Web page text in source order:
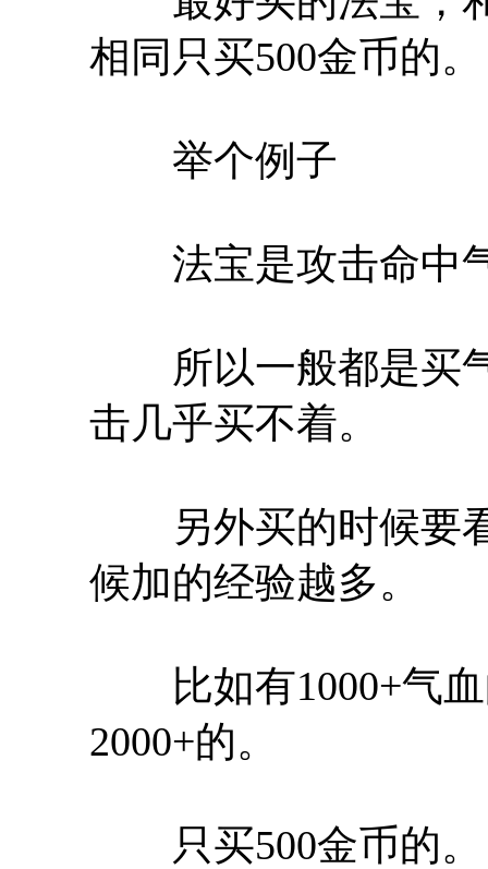
相同只买500金币的。
举个例子
法宝是攻击命中
所以一般都是买气
击几乎买不着。
另外买的时候要看
候加的经验越多。
比如有1000+气血
2000+的。
只买500金币的。